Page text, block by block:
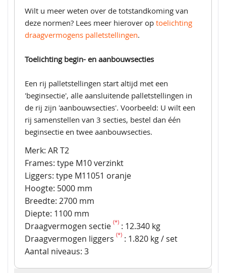
Wilt u meer weten over de totstandkoming van
deze normen? Lees meer hierover op toelichting
draagvermogens palletstellingen.
Toelichting begin- en aanbouwsecties
Een rij palletstellingen start altijd met een
'beginsectie', alle aansluitende palletstellingen in
de rij zijn 'aanbouwsecties'. Voorbeeld: U wilt een
rij samenstellen van 3 secties, bestel dan één
beginsectie en twee aanbouwsecties.
Merk: AR T2
Frames: type M10 verzinkt
Liggers: type M11051 oranje
Hoogte: 5000 mm
Breedte: 2700 mm
Diepte: 1100 mm
Draagvermogen sectie (*) : 12.340 kg
Draagvermogen liggers (*) : 1.820 kg / set
Aantal niveaus: 3